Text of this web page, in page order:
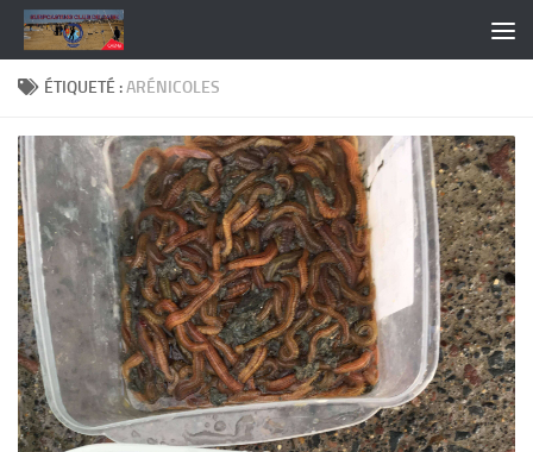
Skip to content
ÉTIQUETÉ :ARÉNICOLES